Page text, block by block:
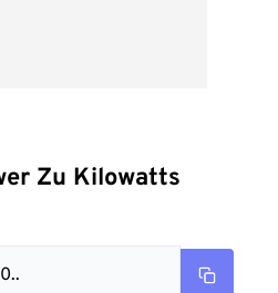
Zu Kilowatts